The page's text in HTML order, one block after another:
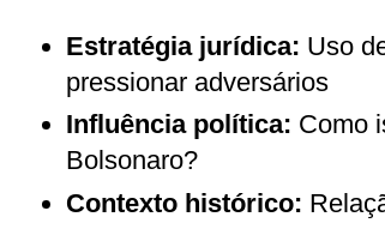
Estratégia jurídica: Uso
pressionar adversários
Influência política: Como
Bolsonaro?
Contexto histórico: